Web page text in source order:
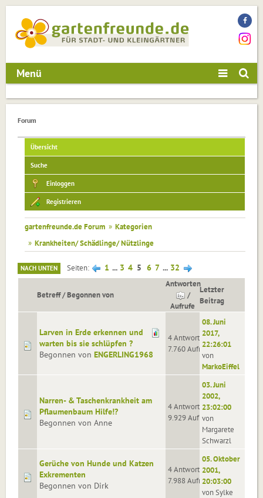
Menü
Forum
Übersicht
Suche
Einloggen
Registrieren
gartenfreunde.de Forum » Kategorien
» Krankheiten/ Schädlinge/ Nützlinge
NACH UNTEN Seiten 1 ... 3 4 5 6 7 ... 32
Betreff/Begonnen von
Antworten
/
Aufrufe
Letzter
Beitrag
Larven in Erde erkennen und
warten bis sie schlüpfen ?
Begonnen von ENGERLING1968
4 Antworten
7.760 Aufrufe
08. Juni
2017,
22:26:01
von
MarkoEiffel
Narren- & Taschenkrankheit am
Pflaumenbaum Hilfe!?
Begonnen von Anne
4 Antworten
9.929 Aufrufe
03. Juni
2002,
23:02:00
von
Margarete
Schwarzl
Gerüche von Hunde und Katzen
Exkrementen
Begonnen von Dirk
4 Antworten
7.988 Aufrufe
05. Oktober
2001,
20:03:00
von Sylke